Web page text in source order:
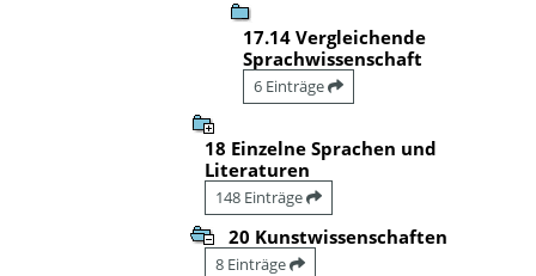
17.14 Vergleichende
Sprachwissenschaft
6 Einträge
18 Einzelne Sprachen und
Literaturen
148 Einträge
20 Kunstwissenschaften
8 Einträge